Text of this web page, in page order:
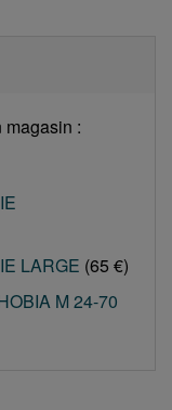
magasin :
LARGE (65 €)
M 24-70